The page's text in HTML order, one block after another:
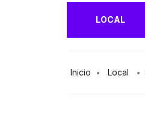
LOCAL
Inicio Local